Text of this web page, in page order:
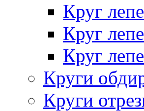
Круг
Круг
Круг
Круги
Круги